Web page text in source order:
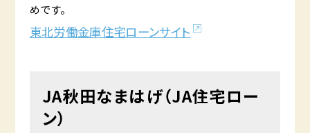
めです。
東北労働金庫住宅ローンサイト
JA秋田なまはげ（JA住宅ロー
ン）